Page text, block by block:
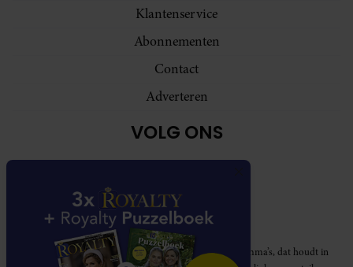
Klantenservice
Abonnementen
Contact
Adverteren
VOLG ONS
Royalty participeert in diverse affiliate marketing programma’s, dat houdt in